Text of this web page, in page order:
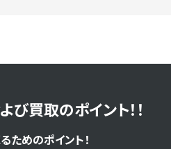
買取のポイント！！
ためのポイント！